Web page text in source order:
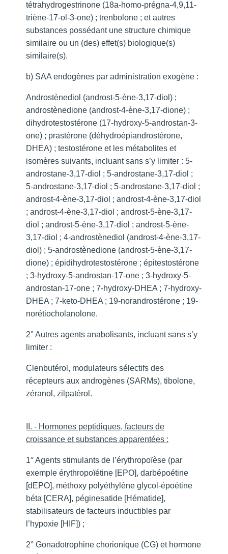
tétrahydrogestrinone (18a-homo-prégna-4,9,11-
triène-17-ol-3-one) ; trenbolone ; et autres
substances possédant une structure chimique
similaire ou un (des) effet(s) biologique(s)
similaire(s).
b) SAA endogènes par administration exogène :
Androstènediol (androst-5-ène-3,17-diol) ;
androstènedione (androst-4-ène-3,17-dione) ;
dihydrotestostérone (17-hydroxy-5-androstan-3-
one) ; prastérone (déhydroépiandrostérone,
DHEA) ; testostérone et les métabolites et
isomères suivants, incluant sans s’y limiter :5-
androstane-3,17-diol ; 5-androstane-3,17-diol ;
5-androstane-3,17-diol ; 5-androstane-3,17-diol ;
androst-4-ène-3,17-diol ; androst-4-ène-3,17-diol
; androst-4-ène-3,17-diol ; androst-5-ène-3,17-
diol ; androst-5-ène-3,17-diol ; androst-5-ène-
3,17-diol ; 4-androstènediol (androst-4-ène-3,17-
diol) ; 5-androstènedione (androst-5-ène-3,17-
dione) ; épidihydrotestostérone ; épitestostérone
; 3-hydroxy-5-androstan-17-one ; 3-hydroxy-5-
androstan-17-one ; 7-hydroxy-DHEA ; 7-hydroxy-
DHEA ; 7-keto-DHEA ; 19-norandrostérone ; 19-
norétiocholanolone.
2° Autres agents anabolisants, incluant sans s’y
limiter :
Clenbutérol, modulateurs sélectifs des
récepteurs aux androgènes (SARMs), tibolone,
zéranol, zilpatérol.
II. - Hormones peptidiques, facteurs de
croissance et substances apparentées :
1° Agents stimulants de l’érythropoïèse (par
exemple érythropoïétine [EPO], darbépoétine
[dEPO], méthoxy polyéthylène glycol-époétine
béta [CERA], péginesatide [Hématide],
stabilisateurs de facteurs inductibles par
l’hypoxie [HIF]) ;
2° Gonadotrophine chorionique (CG) et hormone